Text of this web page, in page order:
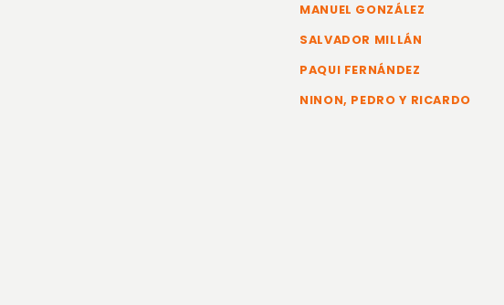
MANUEL GONZÁLEZ
SALVADOR MILLÁN
PAQUI FERNÁNDEZ
NINON, PEDRO Y RICARDO